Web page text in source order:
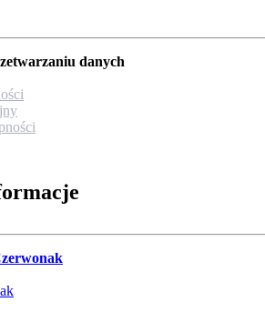
danych